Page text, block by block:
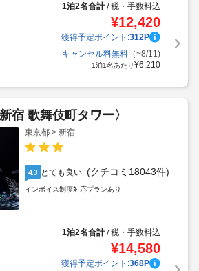
1泊2名合計/税・手数料込
¥12,420
獲得予定ポイント:312P
キャンセル料無料（~8/11)
1泊1名あたり¥6,210
宿 歌舞伎町タワー〉
東京都 > 新宿
4.3 とても良い (クチコミ18043件)
インボイス制度対応プランあり
1泊2名合計/税・手数料込
¥14,580
獲得予定ポイント:368P